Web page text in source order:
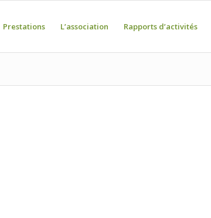
Prestations L’association Rapports d’activités